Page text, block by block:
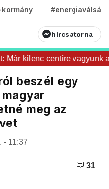
#energiaválság
hírcsatorna
kilenc centire vagyunk a
beszél egy
meg az
- 11:37
31